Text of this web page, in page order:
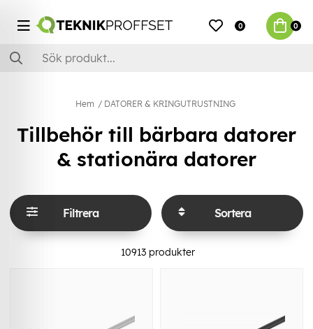
0 0
Hem DATORER & KRINGUTRUSTNING
Tillbehör till bärbara datorer
& stationära datorer
Filtrera Sortera
10913 produkter